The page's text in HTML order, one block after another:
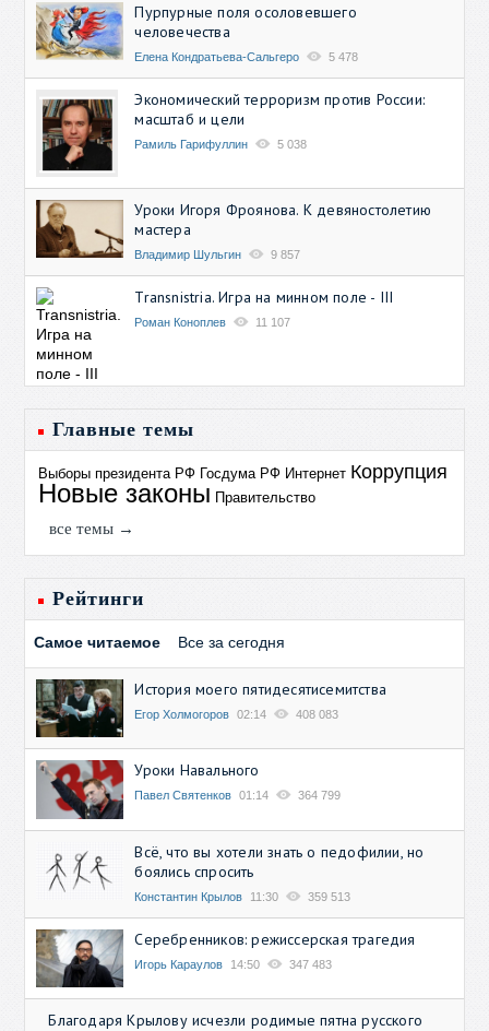
Пурпурные поля осоловевшего
человечества
Елена Кондратьева-Сальгеро 5 478
Экономический терроризм против России:
масштаб и цели
Рамиль Гарифуллин 5 038
Уроки Игоря Фроянова. К девяностолетию
мастера
Владимир Шульгин 9 857
Transnistria. Игра на минном поле - III
Роман Коноплев 11 107
Главные темы
Выборы президента РФ Госдума РФ Интернет Коррупция
Новые законы Правительство
все темы →
Рейтинги
Самое читаемое Все за сегодня
История моего пятидесятисемитства
Егор Холмогоров 02:14 408 083
Уроки Навального
Павел Святенков 01:14 364 799
Всё, что вы хотели знать о педофилии, но
боялись спросить
Константин Крылов 11:30 359 513
Серебренников: режиссерская трагедия
Игорь Караулов 14:50 347 483
Благодаря Крылову исчезли родимые пятна русского